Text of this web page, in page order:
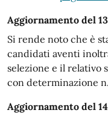
Aggiornamento del
Si rende noto che è
candidati aventi
selezione e il relativo
con determinazione
Aggiornamento del